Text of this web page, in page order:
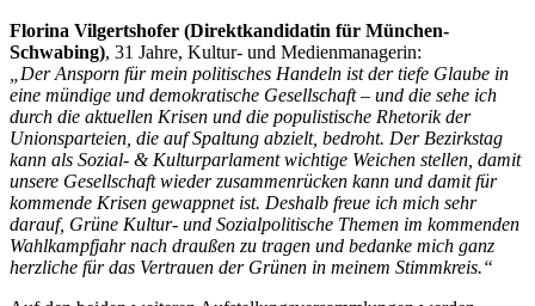
Florina Vilgertshofer (Direktkandidatin für München-
Schwabing), 31 Jahre, Kultur- und Medienmanagerin:
„Der Ansporn für mein politisches Handeln ist der tiefe Glaube in
eine mündige und demokratische Gesellschaft – und die sehe ich
durch die aktuellen Krisen und die populistische Rhetorik der
Unionsparteien, die auf Spaltung abzielt, bedroht. Der Bezirkstag
kann als Sozial- & Kulturparlament wichtige Weichen stellen, damit
unsere Gesellschaft wieder zusammenrücken kann und damit für
kommende Krisen gewappnet ist. Deshalb freue ich mich sehr
darauf, Grüne Kultur- und Sozialpolitische Themen im kommenden
Wahlkampfjahr nach draußen zu tragen und bedanke mich ganz
herzliche für das Vertrauen der Grünen in meinem Stimmkreis.“